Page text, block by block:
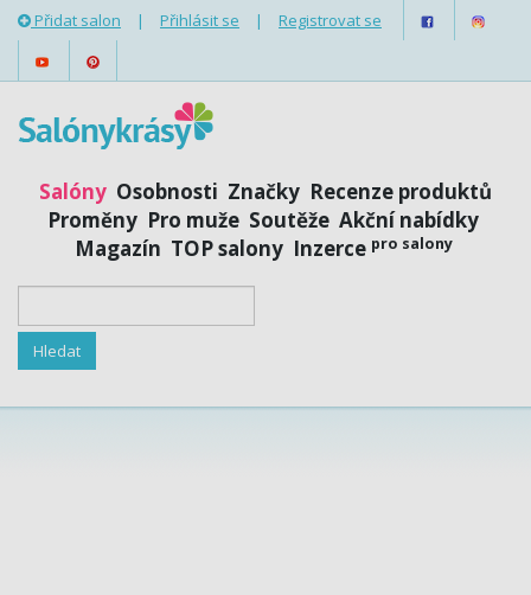
Přidat salon | Přihlásit se | Registrovat se
Salóny Osobnosti Značky Recenze produktů
Proměny Pro muže Soutěže Akční nabídky
Magazín TOP salony Inzerce pro salony